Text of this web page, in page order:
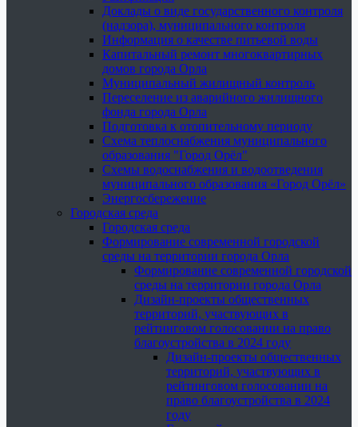
Доклады о виде государственного контроля
(надзора), муниципального контроля
Информация о качестве питьевой воды
Капитальный ремонт многоквартирных
домов города Орла
Муниципальный жилищный контроль
Переселение из аварийного жилищного
фонда города Орла
Подготовка к отопительному периоду
Схема теплоснабжения муниципального
образования "Город Орёл"
Схемы водоснабжения и водоотведения
муниципального образования «Город Орёл»
Энергосбережение
Городская среда
Городская среда
Формирование современной городской
среды на территории города Орла
Формирование современной городской
среды на территории города Орла
Дизайн-проекты общественных
территорий, участвующих в
рейтинговом голосовании на право
благоустройства в 2024 году
Дизайн-проекты общественных
территорий, участвующих в
рейтинговом голосовании на
право благоустройства в 2024
году